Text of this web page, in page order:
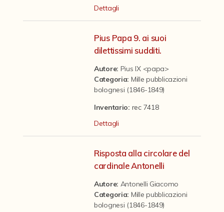
Dettagli
Pius Papa 9. ai suoi
dilettissimi sudditi.
Autore: Pius IX <papa>
Categoria: Mille pubblicazioni
bolognesi (1846-1849)
Inventario: rec 7418
Dettagli
Risposta alla circolare del
cardinale Antonelli
Autore: Antonelli Giacomo
Categoria: Mille pubblicazioni
bolognesi (1846-1849)